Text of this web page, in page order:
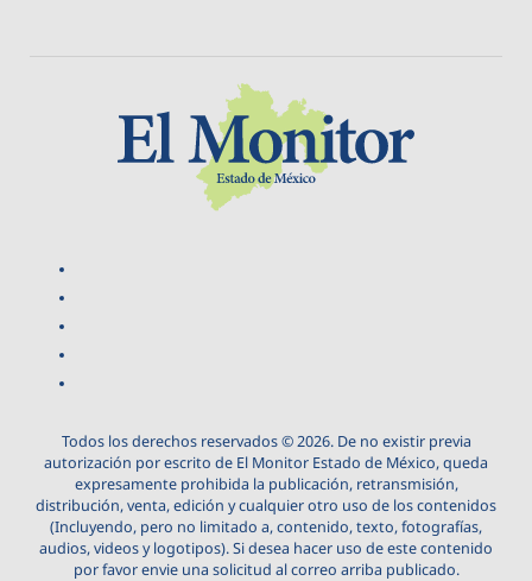
Todos los derechos reservados © 2026. De no existir previa
autorización por escrito de El Monitor Estado de México, queda
expresamente prohibida la publicación, retransmisión,
distribución, venta, edición y cualquier otro uso de los contenidos
(Incluyendo, pero no limitado a, contenido, texto, fotografías,
audios, videos y logotipos). Si desea hacer uso de este contenido
por favor envie una solicitud al correo arriba publicado.